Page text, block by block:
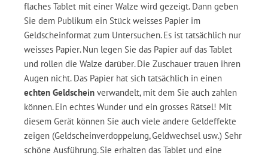
flaches Tablet mit einer Walze wird gezeigt. Dann geben
Sie dem Publikum ein Stück weisses Papier im
Geldscheinformat zum Untersuchen. Es ist tatsächlich nur
weisses Papier. Nun legen Sie das Papier auf das Tablet
und rollen die Walze darüber. Die Zuschauer trauen ihren
Augen nicht. Das Papier hat sich tatsächlich in einen
echten Geldschein verwandelt, mit dem Sie auch zahlen
können. Ein echtes Wunder und ein grosses Rätsel! Mit
diesem Gerät können Sie auch viele andere Geldeffekte
zeigen (Geldscheinverdoppelung, Geldwechsel usw.) Sehr
schöne Ausführung. Sie erhalten das Tablet und eine